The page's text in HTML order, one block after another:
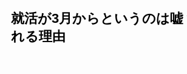
就活が3月からというのは嘘
れる理由